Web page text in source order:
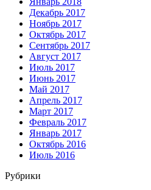
Декабрь 2017
Ноябрь 2017
Октябрь 2017
Сентябрь 2017
Август 2017
Июль 2017
Июнь 2017
Май 2017
Апрель 2017
Март 2017
Февраль 2017
Январь 2017
Октябрь 2016
Июль 2016
Рубрики